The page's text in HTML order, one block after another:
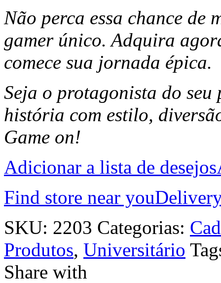
Não perca essa chance de
gamer único. Adquira
comece sua jornada épica.
Seja o protagonista do
história com estilo,
Game on!
Adicionar a lista de desejos
Find store near you
SKU: 2203 Categorias:
Produtos, Universitário
Share with